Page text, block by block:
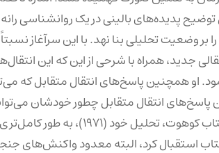
توضیح پدیده‌های بالینی در یک روانشناسی
جدید، همراه با شرحی از این که این
او همچنین پاسخ‌های انتقال متقابل که
پاسخ‌های انتقال متقابل چطور خودشان
کل این دستاورد‌ها در نخستین
استقبال کرد، البته معدود واکنش‌های